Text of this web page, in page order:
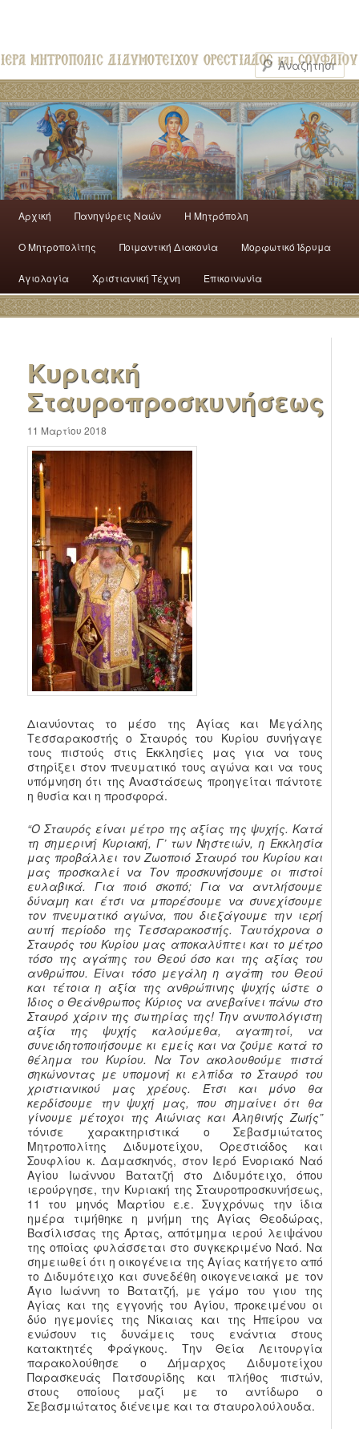
Αρχική Πανηγύρεις Ναών H Mητρόπολη
Ο Mητροπολίτης Ποιμαντική Διακονία Μορφωτικό Ίδρυμα
Αγιολογία Χριστιανική Τέχνη Επικοινωνία
Κυριακή
Σταυροπροσκυνήσεως
11 Μαρτίου 2018
Διανύοντας το μέσο της Αγίας και Μεγάλης
Τεσσαρακοστής ο Σταυρός του Κυρίου συνήγαγε
τους πιστούς στις Εκκλησίες μας για να τους
στηρίξει στον πνευματικό τους αγώνα και να τους
υπόμνηση ότι της Αναστάσεως προηγείται πάντοτε
η θυσία και η προσφορά.
“Ο Σταυρός είναι μέτρο της αξίας της ψυχής. Κατά
τη σημερινή Κυριακή, Γ’ των Νηστειών, η Εκκλησία
μας προβάλλει τον Ζωοποιό Σταυρό του Κυρίου και
μας προσκαλεί να Τον προσκυνήσουμε οι πιστοί
ευλαβικά. Για ποιό σκοπό; Για να αντλήσουμε
δύναμη και έτσι να μπορέσουμε να συνεχίσουμε
τον πνευματικό αγώνα, που διεξάγουμε την ιερή
αυτή περίοδο της Τεσσαρακοστής. Ταυτόχρονα ο
Σταυρός του Κυρίου μας αποκαλύπτει και το μέτρο
τόσο της αγάπης του Θεού όσο και της αξίας του
ανθρώπου. Είναι τόσο μεγάλη η αγάπη του Θεού
και τέτοια η αξία της ανθρώπινης ψυχής ώστε ο
Ίδιος ο Θεάνθρωπος Κύριος να ανεβαίνει πάνω στο
Σταυρό χάριν της σωτηρίας της! Την ανυπολόγιστη
αξία της ψυχής καλούμεθα, αγαπητοί, να
συνειδητοποιήσουμε κι εμείς και να ζούμε κατά το
θέλημα του Κυρίου. Να Τον ακολουθούμε πιστά
σηκώνοντας με υπομονή κι ελπίδα το Σταυρό του
χριστιανικού μας χρέους. Έτσι και μόνο θα
κερδίσουμε την ψυχή μας, που σημαίνει ότι θα
γίνουμε μέτοχοι της Αιώνιας και Αληθινής Ζωής”
τόνισε χαρακτηριστικά ο Σεβασμιώτατος
Μητροπολίτης Διδυμοτείχου, Ορεστιάδος και
Σουφλίου κ. Δαμασκηνός, στον Ιερό Ενοριακό Ναό
Αγίου Ιωάννου Βατατζή στο Διδυμότειχο, όπου
ιερούργησε, την Κυριακή της Σταυροπροσκυνήσεως,
11 του μηνός Μαρτίου ε.ε. Συγχρόνως την ίδια
ημέρα τιμήθηκε η μνήμη της Αγίας Θεοδώρας,
Βασίλισσας της Άρτας, απότμημα ιερού λειψάνου
της οποίας φυλάσσεται στο συγκεκριμένο Ναό. Να
σημειωθεί ότι η οικογένεια της Αγίας κατήγετο από
το Διδυμότειχο και συνεδέθη οικογενειακά με τον
Άγιο Ιωάννη το Βατατζή, με γάμο του γιου της
Αγίας και της εγγονής του Αγίου, προκειμένου οι
δύο ηγεμονίες της Νίκαιας και της Ηπείρου να
ενώσουν τις δυνάμεις τους ενάντια στους
κατακτητές Φράγκους. Την Θεία Λειτουργία
παρακολούθησε ο Δήμαρχος Διδυμοτείχου
Παρασκευάς Πατσουρίδης και πλήθος πιστών,
στους οποίους μαζί με το αντίδωρο ο
Σεβασμιώτατος διένειμε και τα σταυρολούλουδα.